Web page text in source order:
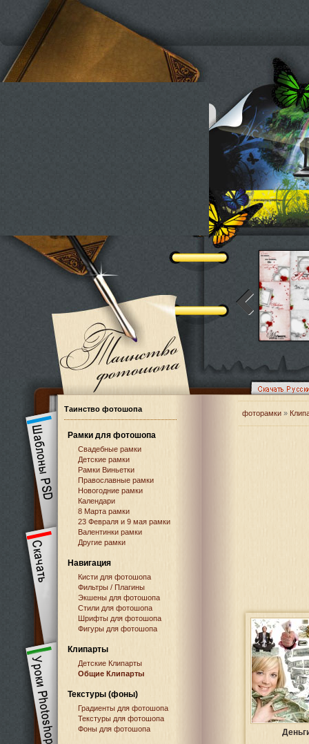
Таинство фотошопа
Рамки для фотошопа
Свадебные рамки
Детские рамки
Рамки Виньетки
Православные рамки
Новогодние рамки
Календари
8 Марта рамки
23 Февраля и 9 мая рамки
Валентинки рамки
Другие рамки
Навигация
Кисти для фотошопа
Фильтры / Плагины
Экшены для фотошопа
Стили для фотошопа
Шрифты для фотошопа
Фигуры для фотошопа
Клипарты
Детские Клипарты
Общие Клипарты
Текстуры (фоны)
Градиенты для фотошопа
Текстуры для фотошопа
Фоны для фотошопа
фоторамки »